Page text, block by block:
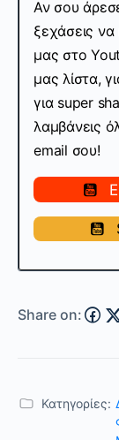
Αν σου
ξεχάσεις
μας στο
μας λίστα,
για super
λαμβάνεις
email σου!
Share on:
Κατηγορίες: